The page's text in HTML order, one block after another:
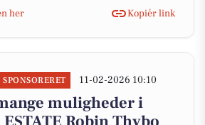
her Kopiér link
SPONSORERET 11-02-2026 10:10
muligheder i